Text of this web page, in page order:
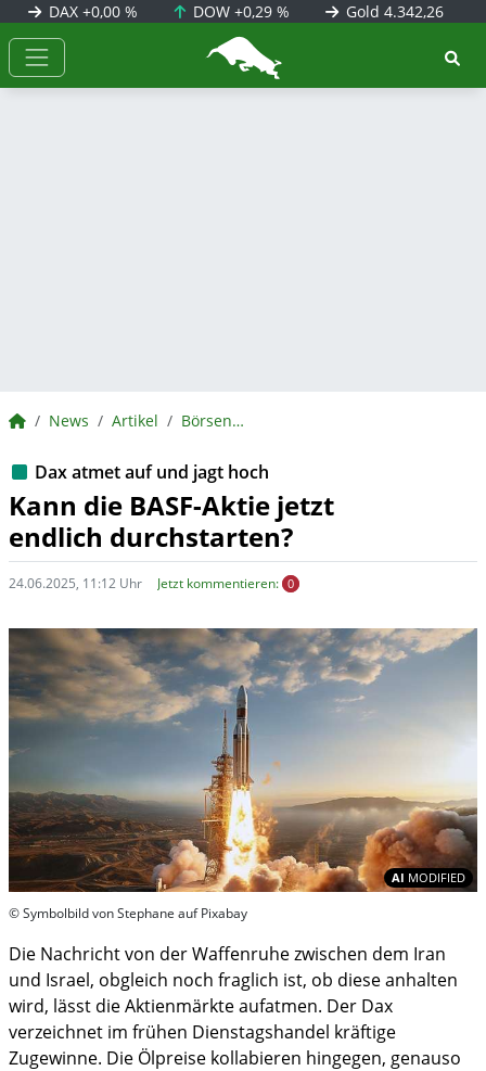
DAX +0,00 % DOW+0,29 % Gold 4.342,26
BörsenNEWS.de
BörsenNEWS.de
News Artikel BörsenNEWS.de
Dax atmet auf und jagt hoch
Kann die BASF-Aktie jetzt
endlich durchstarten?
24.06.2025, 11:12 Uhr Jetzt kommentieren: 0
AI MODIFIED
© Symbolbild von Stephane auf Pixabay
Die Nachricht von der Waffenruhe zwischen dem Iran
und Israel, obgleich noch fraglich ist, ob diese anhalten
wird, lässt die Aktienmärkte aufatmen. Der Dax
verzeichnet im frühen Dienstagshandel kräftige
Zugewinne. Die Ölpreise kollabieren hingegen, genauso